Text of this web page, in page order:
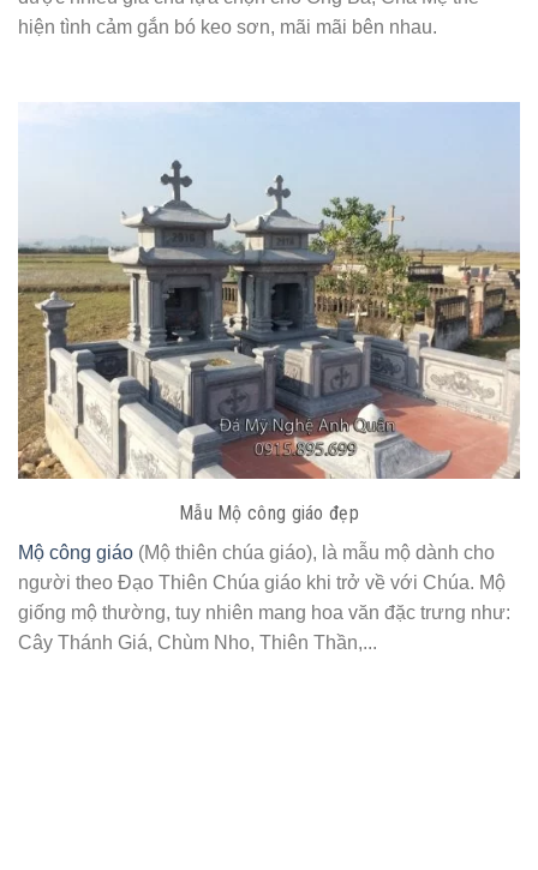
hiện tình cảm gắn bó keo sơn, mãi mãi bên nhau.
Mẫu Mộ công giáo đẹp
Mộ công giáo (Mộ thiên chúa giáo), là mẫu mộ dành cho
người theo Đạo Thiên Chúa giáo khi trở về với Chúa. Mộ
giống mộ thường, tuy nhiên mang hoa văn đặc trưng như:
Cây Thánh Giá, Chùm Nho, Thiên Thần,...